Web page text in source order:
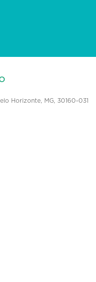
Horizonte, MG, 30160-031